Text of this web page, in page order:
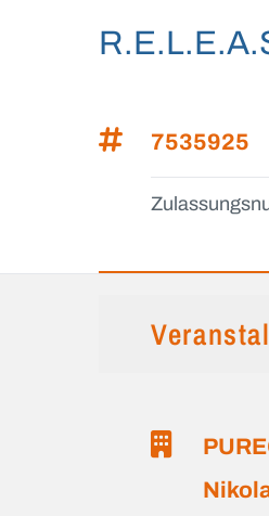
7535925